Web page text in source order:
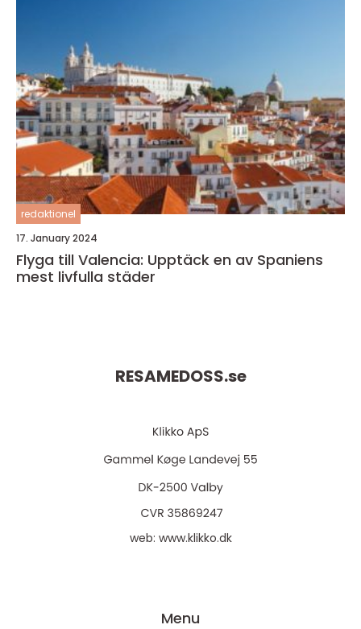
redaktionel
17. January 2024
Flyga till Valencia: Upptäck en av Spaniens
mest livfulla städer
RESAMEDOSS.se
web: www.klikko.dk
Menu